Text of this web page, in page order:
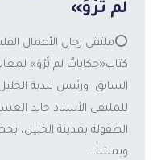
لم تُرْوَ»
⭕️ملتقى رجال الأعمال
كتاب«حِكاياتٌ لم تُرْوَ»
السابق ورئيس بلدية
للملتقى الأستاذ خالد
الطفولة بمدينة
وبمشا...